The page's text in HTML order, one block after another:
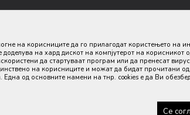
и цени, но не можеме да гарантираме дека
на корисниците да го прилагодат користењето на
доделува на хард дискот на компјутерот на корисникот
да стартуваат програм или да пренесат
на корисниците и можат да бидат прочитани
од основните намени на тнр. сookies е да Ви
Се